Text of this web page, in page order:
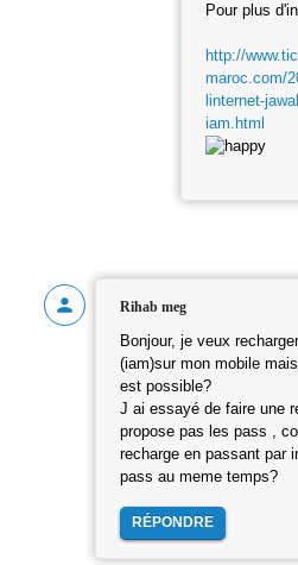
Pour plus
http://
maroc.com/
linternet-
iam.html
Rihab meg
Bonjour, je veux
(iam)sur mon mobile
est possible?
J ai essayé de faire une
propose pas les pass ,
recharge en passant par
pass au meme temps?
RÉPONDRE